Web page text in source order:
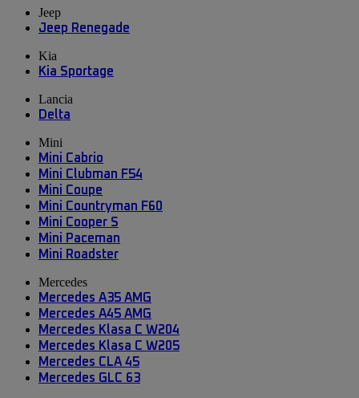
Jeep
Jeep Renegade
Kia
Kia Sportage
Lancia
Delta
Mini
Mini Cabrio
Mini Clubman F54
Mini Coupe
Mini Countryman F60
Mini Cooper S
Mini Paceman
Mini Roadster
Mercedes
Mercedes A35 AMG
Mercedes A45 AMG
Mercedes Klasa C W204
Mercedes Klasa C W205
Mercedes CLA 45
Mercedes GLC 63